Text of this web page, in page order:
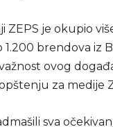
ZEPS je okupio
brendova iz
ovog
za medije
sva